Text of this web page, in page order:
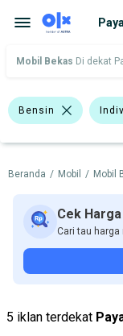
Mobil Bekas Di dekat
Bensin
>1.000 - 1.500 Cc
Merah
Minibus
Toyota
Beranda / Mobil / Mobil
Cek
Cari tau harga
5 iklan terdekat